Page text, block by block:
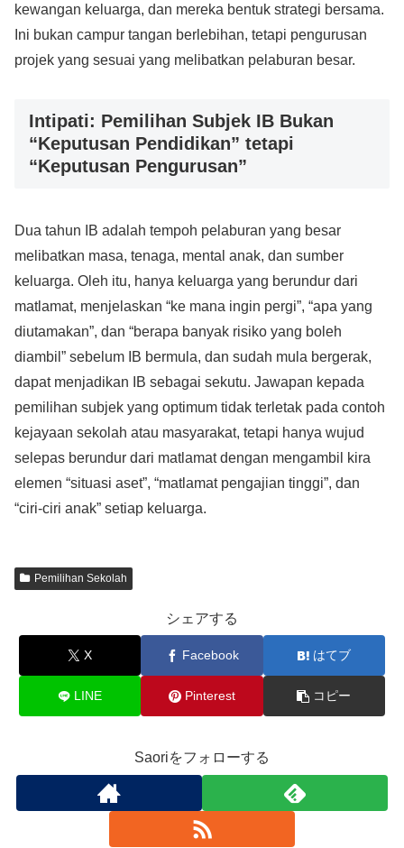
kewangan keluarga, dan mereka bentuk strategi bersama.
Ini bukan campur tangan berlebihan, tetapi pengurusan
projek yang sesuai yang melibatkan pelaburan besar.
Intipati: Pemilihan Subjek IB Bukan
“Keputusan Pendidikan” tetapi
“Keputusan Pengurusan”
Dua tahun IB adalah tempoh pelaburan yang besar
melibatkan masa, tenaga, mental anak, dan sumber
keluarga. Oleh itu, hanya keluarga yang berundur dari
matlamat, menjelaskan “ke mana ingin pergi”, “apa yang
diutamakan”, dan “berapa banyak risiko yang boleh
diambil” sebelum IB bermula, dan sudah mula bergerak,
dapat menjadikan IB sebagai sekutu. Jawapan kepada
pemilihan subjek yang optimum tidak terletak pada contoh
kejayaan sekolah atau masyarakat, tetapi hanya wujud
selepas berundur dari matlamat dengan mengambil kira
elemen “situasi aset”, “matlamat pengajian tinggi”, dan
“ciri-ciri anak” setiap keluarga.
Pemilihan Sekolah
シェアする
X Facebook はてブ
LINE Pinterest コピー
Saoriをフォローする